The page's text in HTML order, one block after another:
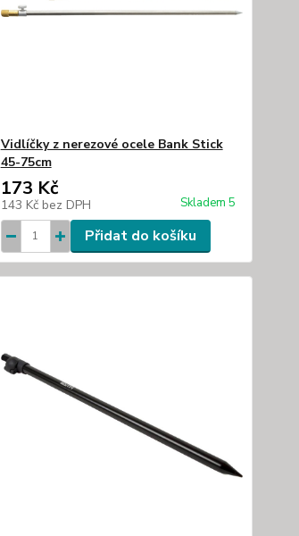
Vidlíčky z nerezové ocele Bank Stick
45-75cm
173 Kč
143 Kč bez DPH Skladem 5
Přidat do košíku